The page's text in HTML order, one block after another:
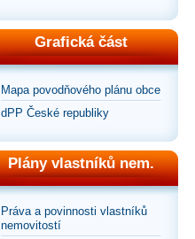
Grafická část
Mapa povodňového plánu obce
dPP České republiky
Plány vlastníků nem.
Práva a povinnosti vlastníků
nemovitostí